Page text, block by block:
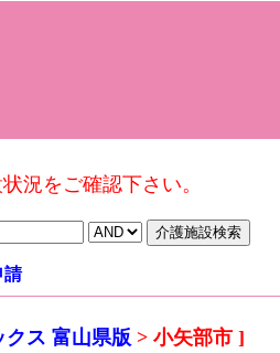
況をご確認下さい。
請
クス 富山県版 > 小矢部市 ]